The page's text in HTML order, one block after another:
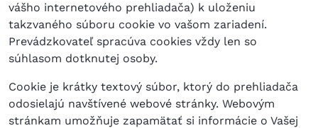
vášho internetového prehliadača) k uloženiu
takzvaného súboru cookie vo vašom zariadení.
Prevádzkovateľ spracúva cookies vždy len so
súhlasom dotknutej osoby.
Cookie je krátky textový súbor, ktorý do prehliadača
odosielajú navštívené webové stránky. Webovým
stránkam umožňuje zapamätať si informácie o Vašej